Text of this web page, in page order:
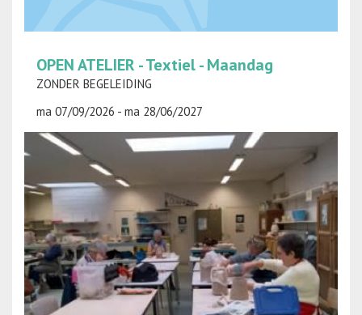
OPEN ATELIER - Textiel - Maandag
ZONDER BEGELEIDING
ma 07/09/2026 - ma 28/06/2027